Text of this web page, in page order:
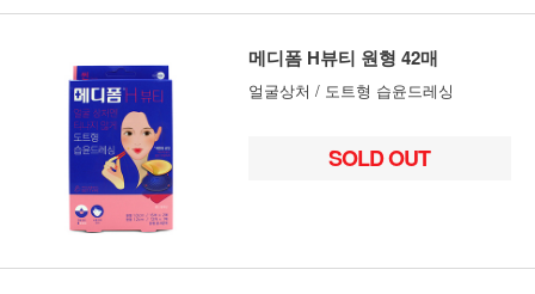
메디폼 H뷰티 원형 42매
얼굴상처 / 도트형 습윤드레싱
SOLD OUT